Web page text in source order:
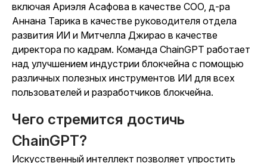
включая Ариэля Асафова в качестве COO, д-ра
Аннана Тарика в качестве руководителя отдела
развития ИИ и Митчелла Джирао в качестве
директора по кадрам. Команда ChainGPT работает
над улучшением индустрии блокчейна с помощью
различных полезных инструментов ИИ для всех
пользователей и разработчиков блокчейна.
Чего стремится достичь
ChainGPT?
Искусственный интеллект позволяет упростить